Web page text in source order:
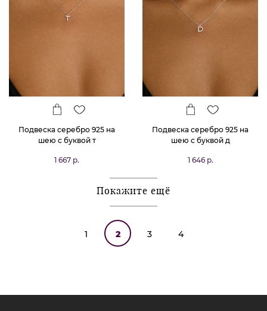
Подвеска серебро 925 на
шею с буквой т
1 667 р.
Подвеска серебро 925 на
шею с буквой д
1 646 р.
Покажите ещё
1 2 3 4